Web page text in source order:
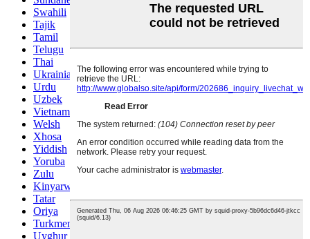
Swahili
Tajik
Tamil
Telugu
Thai
Ukrainian
Urdu
Uzbek
Vietnamese
Welsh
Xhosa
Yiddish
Yoruba
Zulu
Kinyarwanda
Tatar
Oriya
Turkmen
Uyghur